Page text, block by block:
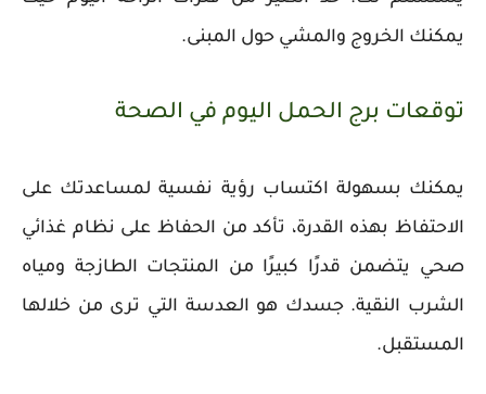
يمكنك الخروج والمشي حول المبنى.
توقعات برج الحمل اليوم في الصحة
يمكنك بسهولة اكتساب رؤية نفسية لمساعدتك على
الاحتفاظ بهذه القدرة، تأكد من الحفاظ على نظام غذائي
صحي يتضمن قدرًا كبيرًا من المنتجات الطازجة ومياه
الشرب النقية. جسدك هو العدسة التي ترى من خلالها
المستقبل.